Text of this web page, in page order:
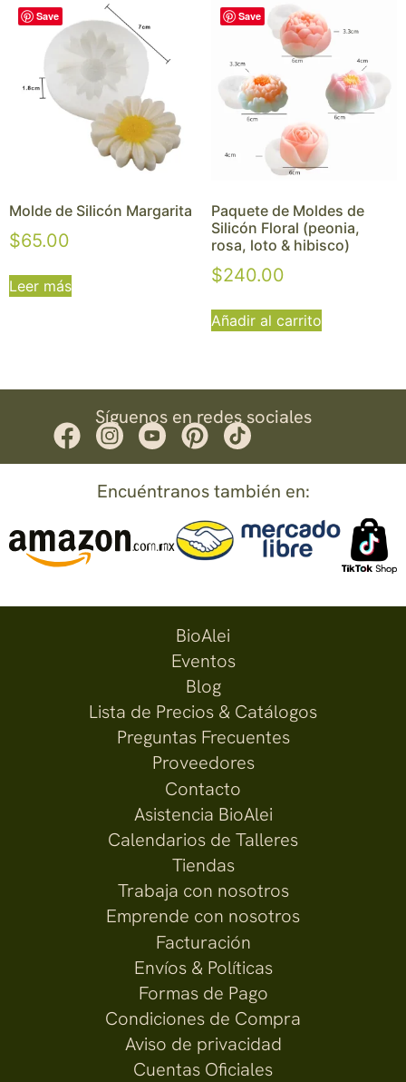
Save
Molde de Silicón Margarita
$65.00
Leer más
Save
Paquete de Moldes de
Silicón Floral (peonia,
rosa, loto & hibisco)
$240.00
Añadir al carrito
Síguenos en redes sociales
Encuéntranos también en:
BioAlei
Eventos
Blog
Lista de Precios & Catálogos
Preguntas Frecuentes
Proveedores
Contacto
Asistencia BioAlei
Calendarios de Talleres
Tiendas
Trabaja con nosotros
Emprende con nosotros
Facturación
Envíos & Políticas
Formas de Pago
Condiciones de Compra
Aviso de privacidad
Cuentas Oficiales